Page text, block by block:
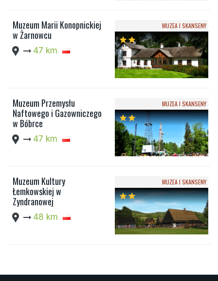
Muzeum Marii Konopnickiej
w Żarnowcu
location_pin arrow_right_alt 47 km
MUZEA I SKANSENY
starstar
Muzeum Przemysłu
Naftowego i Gazowniczego
w Bóbrce
location_pin arrow_right_alt 47 km
MUZEA I SKANSENY
starstar
Muzeum Kultury
Łemkowskiej w
Zyndranowej
location_pin arrow_right_alt 48 km
MUZEA I SKANSENY
starstar